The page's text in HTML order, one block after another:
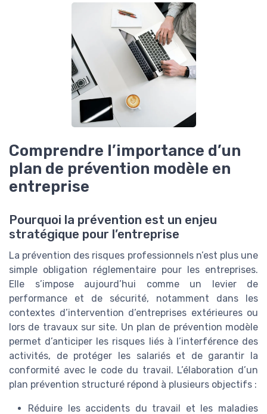
Comprendre l’importance d’un
plan de prévention modèle en
entreprise
Pourquoi la prévention est un enjeu
stratégique pour l’entreprise
La prévention des risques professionnels n’est plus une
simple obligation réglementaire pour les entreprises.
Elle s’impose aujourd’hui comme un levier de
performance et de sécurité, notamment dans les
contextes d’intervention d’entreprises extérieures ou
lors de travaux sur site. Un plan de prévention modèle
permet d’anticiper les risques liés à l’interférence des
activités, de protéger les salariés et de garantir la
conformité avec le code du travail. L’élaboration d’un
plan prévention structuré répond à plusieurs objectifs :
Réduire les accidents du travail et les maladies